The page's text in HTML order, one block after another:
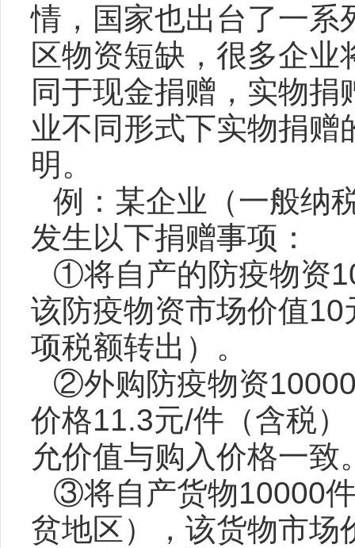
情，国家也出台了一系
区物资短缺，很多企
同于现金捐赠，实物
业不同形式下实物捐赠
明。
例：某企业（一般纳
发生以下捐赠事项：
①将自产的防疫物资
该防疫物资市场价值10
项税额转出）。
②外购防疫物资
价格11.3元/件（含税
允价值与购入价格一致
③将自产货物10000
贫地区），该货物市场